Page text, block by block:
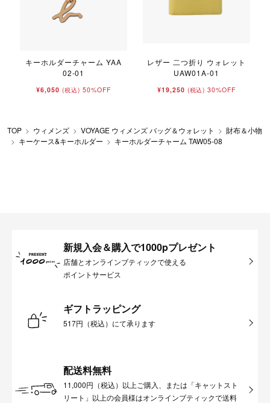
キーホルダーチャーム YAA
02-01
¥6,050 (税込) 50%OFF
レザー 二つ折り ウォレット
UAW01A-01
¥19,250 (税込) 30%OFF
TOP ウィメンズ VOYAGE ウィメンズ バッグ＆ウォレット
財布＆小物
キーケース&キーホルダー
キーホルダーチャーム TAW05-08
新規入会＆購入で1000pプレゼント
店舗とオンラインブティックで使える
ポイントサービス
ギフトラッピング
517円（税込）にて承ります
配送料無料
11,000円（税込）以上ご購入、または「キャットスト
リート」以上の会員様はオンラインブティックで送料